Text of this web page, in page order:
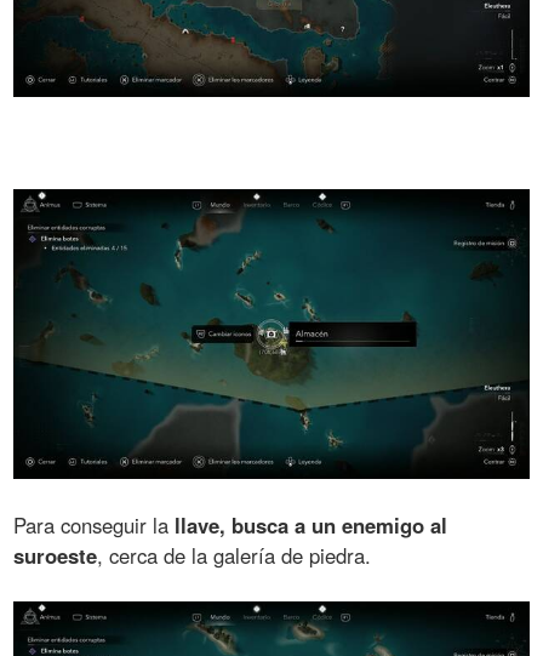
Para conseguir la llave, busca a un enemigo al
suroeste, cerca de la galería de piedra.